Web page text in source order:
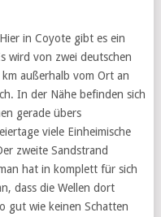
in Coyote gibt es ein
wird von zwei deutschen
außerhalb vom Ort an
In der Nähe befinden sich
gerade übers
viele Einheimische
zweite Sandstrand
hat in komplett für sich
dass die Wellen dort
gut wie keinen Schatten